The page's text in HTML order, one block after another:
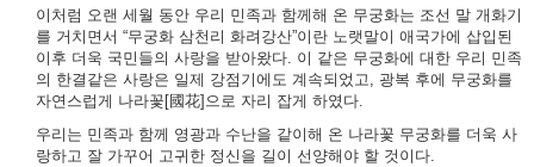
이처럼 오랜 세월 동안 우리 민족과 함께해 온 무궁화는 조선 말 개화기
를 거치면서 “무궁화 삼천리 화려강산”이란 노랫말이 애국가에 삽입된
이후 더욱 국민들의 사랑을 받아왔다. 이 같은 무궁화에 대한 우리 민족
의 한결같은 사랑은 일제 강점기에도 계속되었고, 광복 후에 무궁화를
자연스럽게 나라꽃[國花]으로 자리 잡게 하였다.
우리는 민족과 함께 영광과 수난을 같이해 온 나라꽃 무궁화를 더욱 사
랑하고 잘 가꾸어 고귀한 정신을 길이 선양해야 할 것이다.